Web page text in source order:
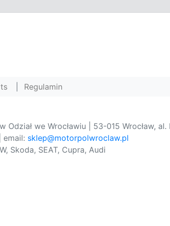
Regulamin
we Wrocławiu | 53-015 Wrocław, al.
| email: sklep@motorpolwroclaw.pl
Skoda, SEAT, Cupra, Audi